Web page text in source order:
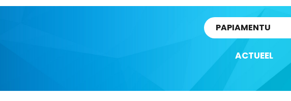
PAPIAMENTU
ACTUEEL